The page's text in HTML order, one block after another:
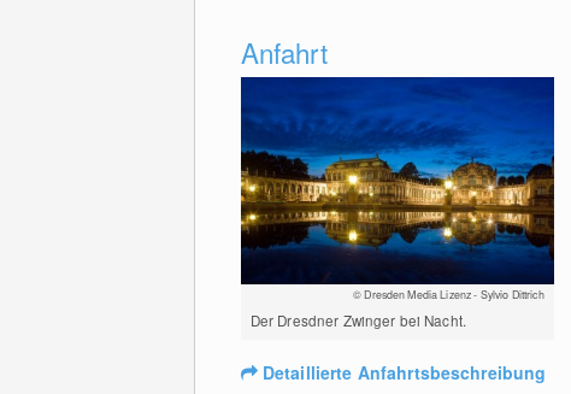
Anfahrt
© Dresden Media Lizenz - Sylvio Dittrich
Der Dresdner Zwinger bei Nacht.
Detaillierte Anfahrtsbeschreibung